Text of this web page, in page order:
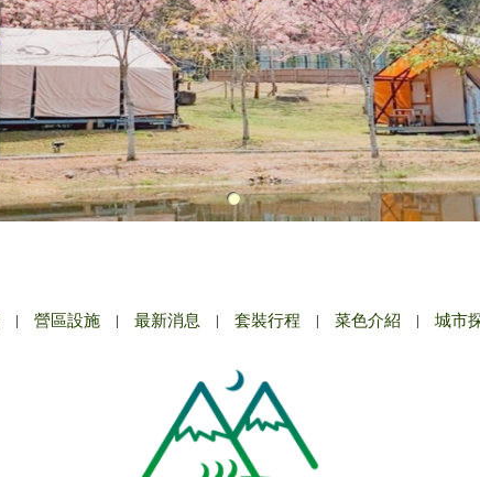
| 營區設施 | 最新消息 | 套裝行程 | 菜色介紹 | 城市